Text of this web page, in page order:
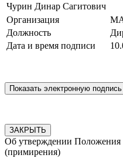
Чурин Динар Сагитович
Организация
Должность
Дата и время подписи
ЗАКРЫТЬ
Об утверждении Положения
(примирения)